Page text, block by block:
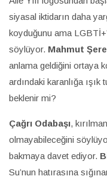
siyasal iktidarın daha
koyduğunu ama
söylüyor. Mahmut
anlama geldiğini ortaya
ardındaki karanlığa
beklenir mi?
Çağrı Odabaşı,
olmayabileceğini
bakmaya davet ediyor.
Su’nun hatırasına